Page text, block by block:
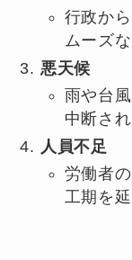
行政か
ムーズ
悪天候
雨や台
中断さ
人員不足
労働者
工期を